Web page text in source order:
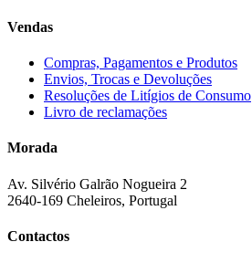
Vendas
Compras, Pagamentos e Produtos
Envios, Trocas e Devoluções
Resoluções de Litígios de Consumo
Livro de reclamações
Morada
Av. Silvério Galrão Nogueira 2
2640-169 Cheleiros, Portugal
Contactos